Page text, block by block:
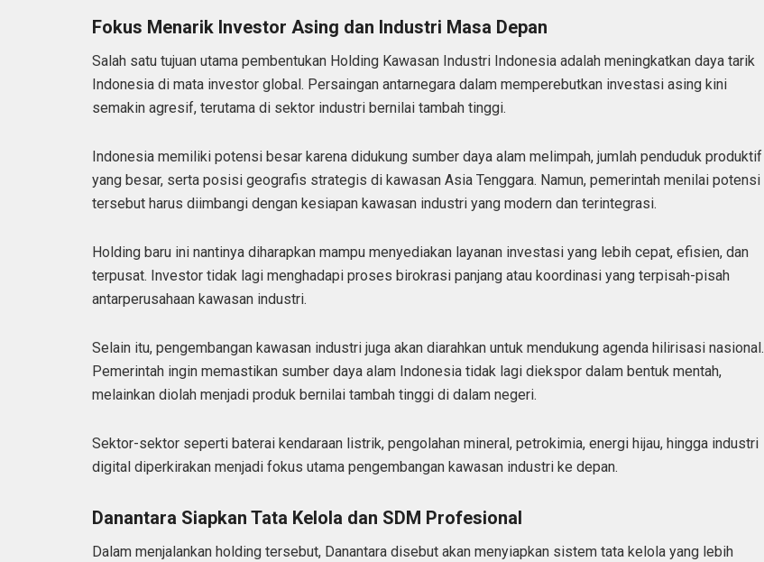
Fokus Menarik Investor Asing dan Industri Masa Depan
Salah satu tujuan utama pembentukan Holding Kawasan Industri Indonesia adalah meningkatkan daya tarik
Indonesia di mata investor global. Persaingan antarnegara dalam memperebutkan investasi asing kini
semakin agresif, terutama di sektor industri bernilai tambah tinggi.
Indonesia memiliki potensi besar karena didukung sumber daya alam melimpah, jumlah penduduk produktif
yang besar, serta posisi geografis strategis di kawasan Asia Tenggara. Namun, pemerintah menilai potensi
tersebut harus diimbangi dengan kesiapan kawasan industri yang modern dan terintegrasi.
Holding baru ini nantinya diharapkan mampu menyediakan layanan investasi yang lebih cepat, efisien, dan
terpusat. Investor tidak lagi menghadapi proses birokrasi panjang atau koordinasi yang terpisah-pisah
antarperusahaan kawasan industri.
Selain itu, pengembangan kawasan industri juga akan diarahkan untuk mendukung agenda hilirisasi nasional.
Pemerintah ingin memastikan sumber daya alam Indonesia tidak lagi diekspor dalam bentuk mentah,
melainkan diolah menjadi produk bernilai tambah tinggi di dalam negeri.
Sektor-sektor seperti baterai kendaraan listrik, pengolahan mineral, petrokimia, energi hijau, hingga industri
digital diperkirakan menjadi fokus utama pengembangan kawasan industri ke depan.
Danantara Siapkan Tata Kelola dan SDM Profesional
Dalam menjalankan holding tersebut, Danantara disebut akan menyiapkan sistem tata kelola yang lebih